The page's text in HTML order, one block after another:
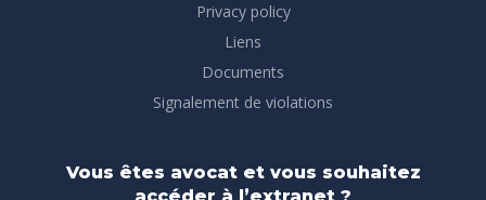
Privacy policy
Liens
Documents
Signalement de violations
Vous êtes avocat et vous souhaitez